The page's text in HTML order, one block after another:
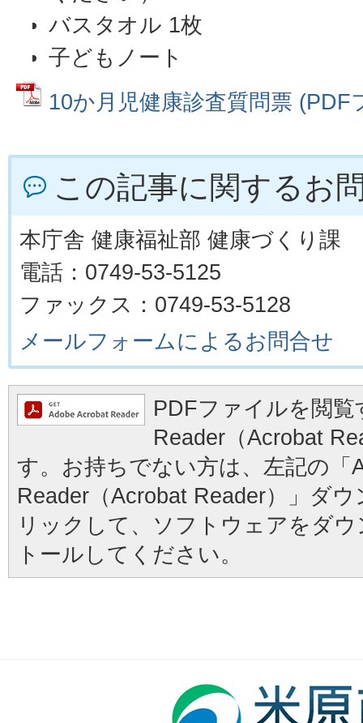
バスタオル 1枚
子どもノート
10か月児健康診査質問票 (PDF
この記事に関するお
本庁舎 健康福祉部 健康づくり課
電話：0749-53-5125
ファックス：0749-53-5128
メールフォームによるお問合せ
PDFファイルを閲
Reader（Acrobat
す。お持ちでない方は、左記の「
Reader（Acrobat Reader）」ダ
リックして、ソフトウェアをダ
トールしてください。